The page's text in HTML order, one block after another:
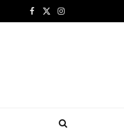
Facebook
X
Instagram